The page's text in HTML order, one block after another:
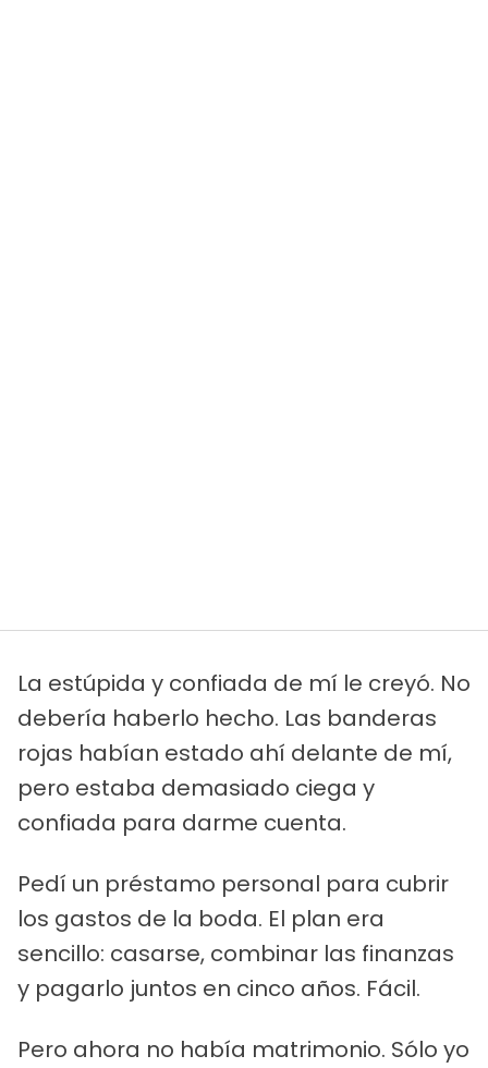
La estúpida y confiada de mí le creyó. No
debería haberlo hecho. Las banderas
rojas habían estado ahí delante de mí,
pero estaba demasiado ciega y
confiada para darme cuenta.
Pedí un préstamo personal para cubrir
los gastos de la boda. El plan era
sencillo: casarse, combinar las finanzas
y pagarlo juntos en cinco años. Fácil.
Pero ahora no había matrimonio. Sólo yo